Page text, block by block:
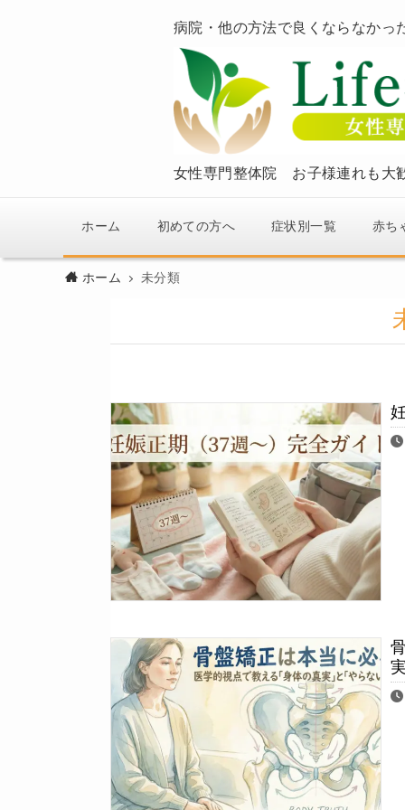
病院・他の方法で良くならなかっ
女性専門整体院 お子様連れも大
ホーム 初めての方へ 症状別一覧 赤ち
ホーム 未分類